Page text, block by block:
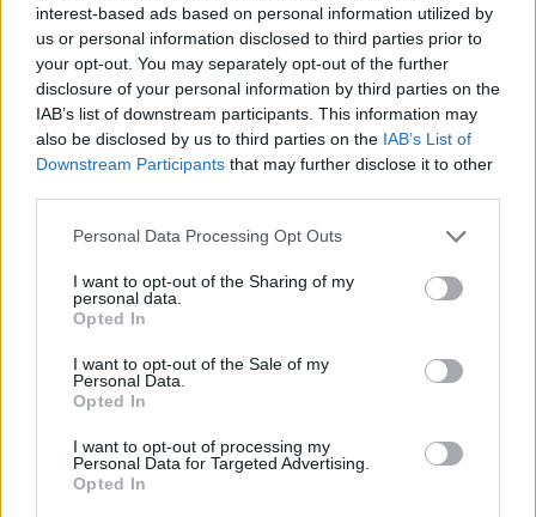
interest-based ads based on personal information utilized by
us or personal information disclosed to third parties prior to
your opt-out. You may separately opt-out of the further
disclosure of your personal information by third parties on the
IAB’s list of downstream participants. This information may
also be disclosed by us to third parties on the IAB’s List of
Downstream Participants that may further disclose it to other
Please note that this website/app uses one or more Google
not limited to your visit or usage behaviour. You may click to
grant or deny consent to Google and its third-party tags to
use your data for below specified purposes in below Google
consent section.
Personal Data Processing Opt Outs
I want to opt-out of the Sharing of my
personal data.
Opted In
I want to opt-out of the Sale of my
Personal Data.
Opted In
I want to opt-out of processing my
Personal Data for Targeted Advertising.
Opted In
Questi 5 accessori non solo miglioreranno la tua
esperienza con lo smartphone, ma ti aiuteranno
anche a esprimere la tua creatività in modi
sorprendenti. Non perdere l’opportunità di provarli e
scopri come possono rivoluzionare il tuo modo di
AUTORE
Staff